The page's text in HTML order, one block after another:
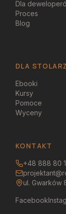
Dla
Proces
Blog
DLA
Ebooki
Kursy
Pomoce
Wyceny
KONTAKT
+48 888 80
ul. Gwarków
Facebook